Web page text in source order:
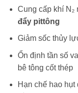
Cung cấp khí N₂
đẩy pittông
Giảm sốc thủy
Ổn định tần số
bê tông cốt thép
Hạn chế hao